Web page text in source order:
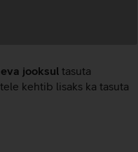
jooksul tasuta
kehtib lisaks ka tasuta